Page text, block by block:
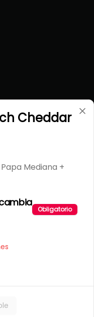
Cheddar
Mediana +
Obligatorio